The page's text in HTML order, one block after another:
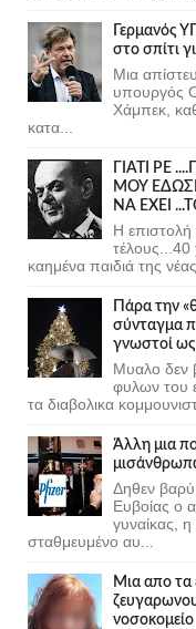
Γερμανός
στο σπίτι
Μια
υπουργός
Χάμπεκ,
κατα...
ΓΙΑΤΙ ΡΕ
ΜΟΥ
ΝΑ ΕΧΕΙ
Η επιστολή
τέλους...40
καημένα παιδιά της
Πάρα την
σύνταγμα
γνωστοί ως
Μυαλο δεν
φυλων του
τα διαβολικα
Άλλη μια
Δηθεν
Ευβοίας ο
γυναίκας,
σταθμευμένο αυ...
Μια απο τα
νοσοκομείο